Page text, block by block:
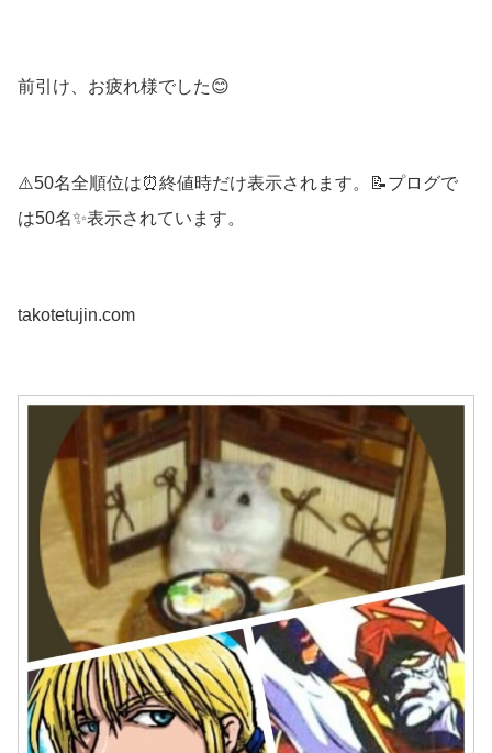
前引け、お疲れ様でした😊
⚠️50名全順位は⏰終値時だけ表示されます。📝プログで
は50名✨表示されています。
takotetujin.com